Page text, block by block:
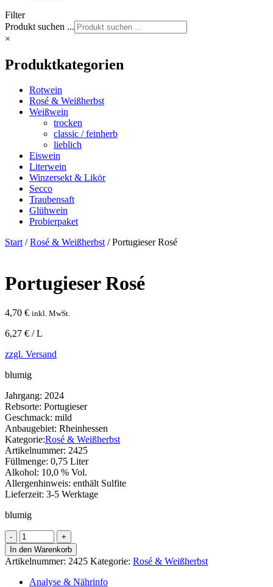
Filter
Produkt suchen ...
×
Produktkategorien
Rotwein
Rosé & Weißherbst
Weißwein
trocken
classic / feinherb
lieblich
Eiswein
Literwein
Winzersekt & Likör
Secco
Traubensaft
Glühwein
Probierpaket
Start/Rosé & Weißherbst/ Portugieser Rosé
Portugieser Rosé
4,70 € inkl. MwSt.
6,27 € / L
zzgl. Versand
blumig
Jahrgang: 2024
Rebsorte: Portugieser
Geschmack: mild
Anbaugebiet: Rheinhessen
Kategorie:Rosé & Weißherbst
Artikelnummer: 2425
Füllmenge: 0,75 Liter
Alkohol: 10,0 % Vol.
Allergenhinweis: enthält Sulfite
Lieferzeit: 3-5 Werktage
blumig
Portugieser
Rosé
Menge
In den Warenkorb
Artikelnummer: 2425 Kategorie: Rosé & Weißherbst
Analyse & Nährinfo